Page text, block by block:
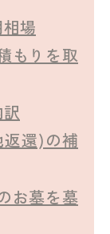
場
もりを取
還)の補
お墓を墓